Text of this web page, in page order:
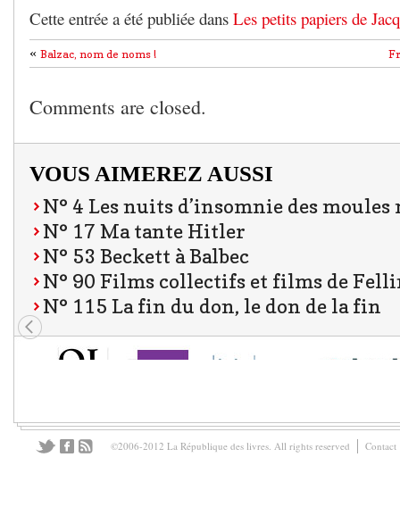
Cette entrée a été publiée dans Les petits papiers de
« Balzac, nom de noms !
Comments are closed.
VOUS AIMEREZ AUSSI
N° 4 Les nuits d’insomnie des
N° 17 Ma tante Hitler
N° 53 Beckett à Balbec
N° 90 Films collectifs et films de
N° 115 La fin du don, le don de la fin
©2006-2012 La République des livres. All rights reserved Contact